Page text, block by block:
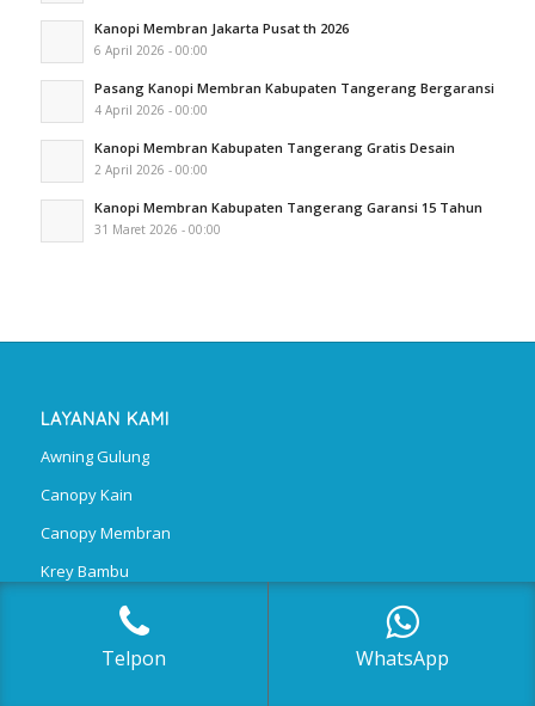
Kanopi Membran Jakarta Pusat th 2026
6 April 2026 - 00:00
Pasang Kanopi Membran Kabupaten Tangerang Bergaransi
4 April 2026 - 00:00
Kanopi Membran Kabupaten Tangerang Gratis Desain
2 April 2026 - 00:00
Kanopi Membran Kabupaten Tangerang Garansi 15 Tahun
31 Maret 2026 - 00:00
LAYANAN KAMI
Awning Gulung
Canopy Kain
Canopy Membran
Krey Bambu
Polycarbonate
Telpon WhatsApp